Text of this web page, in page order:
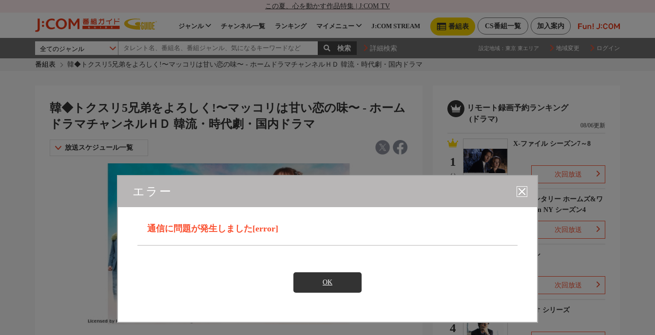
この夏、心を動かす作品特集 | J:COM TV
加入案内
CS番組一覧
番組表
ジャンル チャンネル一覧 ランキング マイメニュー J:COM STREAM
詳細検索 設定地域： 東京 東エリア 地域変更 ログイン
番組表 韓◆トクスリ5兄弟をよろしく!〜マッコリは甘い恋の味〜 - ホームドラマチャンネルＨＤ 韓流・時代劇・国内ドラマ
エラー
通信に問題が発生しました[error]
OK
韓◆トクスリ5兄弟をよろしく!〜マッコリは甘い恋の味〜 - ホーム
ドラマチャンネルＨＤ 韓流・時代劇・国内ドラマ
放送スケジュール一覧
リモート録画予約ランキング
(ドラマ)
08/06更新
1
(-)
X-ファイル シーズン7～8
次回放送
エレメンタリー ホームズ&ワ
トソン in NY シーズン4
次回放送
下山メシ
次回放送
4
ガリレオ シリーズ